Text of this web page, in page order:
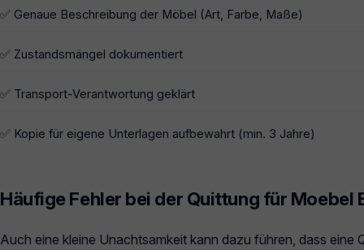
✅ Genaue Beschreibung der Möbel (Art, Farbe, Maße)
✅ Zustandsmängel dokumentiert
✅ Transport-Verantwortung geklärt
✅ Kopie für eigene Unterlagen aufbewahrt (min. 3 Jahre)
Häufige Fehler bei der Quittung für Moebel
Auch eine kleine Unachtsamkeit kann dazu führen, dass